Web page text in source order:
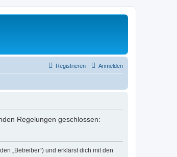
Anmelden
Registrieren
Regelungen geschlossen:
„Betreiber“) und erklärst dich mit den